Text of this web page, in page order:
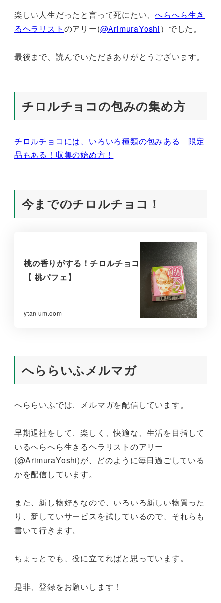
楽しい人生だったと言って死にたい、へらへら生き
るヘラリスト のアリー(@ArimuraYoshi）でした。
最後まで、読んでいただきありがとうございます。
チロルチョコの包みの集め方
チロルチョコには、いろいろ種類の包みある！限定
品もある！収集の始め方！
今までのチロルチョコ！
桃の香りがする！チロルチョコ
【 桃パフェ】
ytanium.com
へららいふメルマガ
へららいふでは、メルマガを配信しています。
早期退社をして、楽しく、快適な、生活を目指して
いるへらへら生きるヘラリストのアリー
(@ArimuraYoshi)が、どのように毎日過ごしている
かを配信しています。
また、新し物好きなので、いろいろ新しい物買った
り、新していサービスを試しているので、それらも
書いて行きます。
ちょっとでも、役に立てればと思っています。
是非、登録をお願いします！